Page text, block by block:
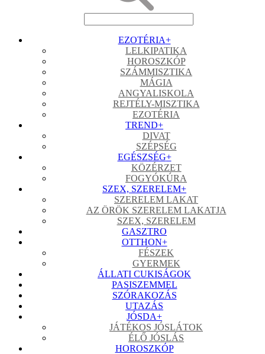
EZOTÉRIA+
LELKIPATIKA
HOROSZKÓP
SZÁMMISZTIKA
MÁGIA
ANGYALISKOLA
REJTÉLY-MISZTIKA
EZOTÉRIA
TREND+
DIVAT
SZÉPSÉG
EGÉSZSÉG+
KÖZÉRZET
FOGYÓKÚRA
SZEX, SZERELEM+
SZERELEM LAKAT
AZ ÖRÖK SZERELEM LAKATJA
SZEX, SZERELEM
GASZTRO
OTTHON+
FÉSZEK
GYERMEK
ÁLLATI CUKISÁGOK
PASISZEMMEL
SZÓRAKOZÁS
UTAZÁS
JÓSDA+
JÁTÉKOS JÓSLÁTOK
ÉLŐ JÓSLÁS
HOROSZKÓP